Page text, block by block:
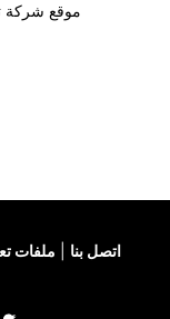
موقع شركة
ملفات اتصل بنا